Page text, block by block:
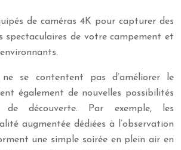
de caméras 4K pour capturer des
spectaculaires de votre campement et
ne se contentent pas d’améliorer le
également de nouvelles possibilités
de découverte. Par exemple, les
augmentée dédiées à l’observation
une simple soirée en plein air en